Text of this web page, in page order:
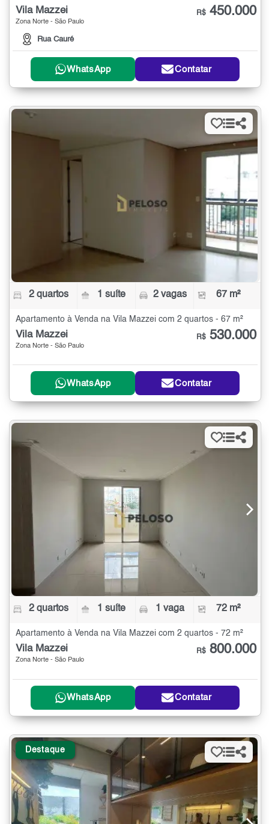
Vila Mazzei
Zona Norte - São Paulo
Rua Cauré
R$ 450.000
WhatsApp Contatar
2 quartos 1 suíte 2 vagas 67 m²
Apartamento à Venda na Vila Mazzei com 2 quartos - 67 m²
Vila Mazzei
Zona Norte - São Paulo
R$ 530.000
WhatsApp Contatar
2 quartos 1 suíte 1 vaga 72 m²
Apartamento à Venda na Vila Mazzei com 2 quartos - 72 m²
Vila Mazzei
Zona Norte - São Paulo
R$ 800.000
WhatsApp Contatar
Destaque